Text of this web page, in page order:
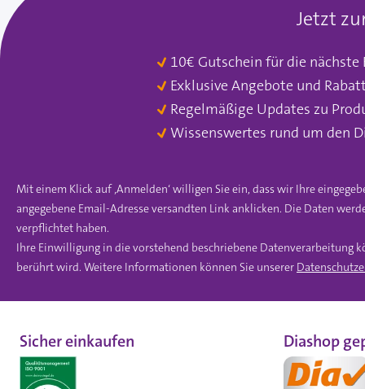
Jetzt
10€ Gutschein für die
Exklusive Angebote und
Regelmäßige Updates zu
Wissenswertes rund um den
Mit einem Klick auf ‚Anmelden‘ willigen Sie ein, dass wir Ihre
angegebene Email-Adresse versandten Link anklicken. Die Daten
verpflichtet haben.
Ihre Einwilligung in die vorstehend beschriebene Datenverarbeitung
berührt wird. Weitere Informationen können Sie unserer
Sicher einkaufen Diashop